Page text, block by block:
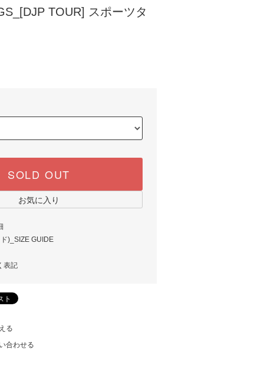
TOUR] スポーツタ
SOLD OUT
お気に入り
)_SIZE GUIDE
表記
る
合わせる